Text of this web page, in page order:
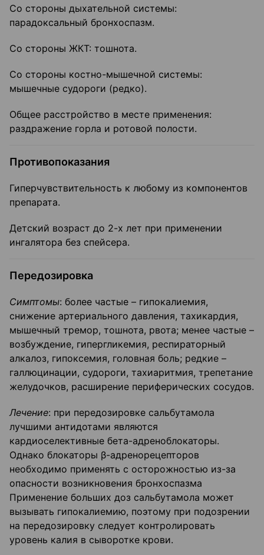
Со стороны дыхательной системы:
парадоксальный бронхоспазм.
Со стороны ЖКТ: тошнота.
Со стороны костно-мышечной системы:
мышечные судороги (редко).
Общее расстройство в месте применения:
раздражение горла и ротовой полости.
Противопоказания
Гиперчувствительность к любому из компонентов
препарата.
Детский возраст до 2-х лет при применении
ингалятора без спейсера.
Передозировка
Симптомы: более частые – гипокалиемия,
снижение артериального давления, тахикардия,
мышечный тремор, тошнота, рвота; менее частые –
возбуждение, гипергликемия, респираторный
алкалоз, гипоксемия, головная боль; редкие –
галлюцинации, судороги, тахиаритмия, трепетание
желудочков, расширение периферических сосудов.
Лечение: при передозировке сальбутамола
лучшими антидотами являются
кардиоселективные бета-адреноблокаторы.
Однако блокаторы β-адренорецепторов
необходимо применять с осторожностью из-за
опасности возникновения бронхоспазма
Применение больших доз сальбутамола может
вызывать гипокалиемию, поэтому при подозрении
на передозировку следует контролировать
уровень калия в сыворотке крови.